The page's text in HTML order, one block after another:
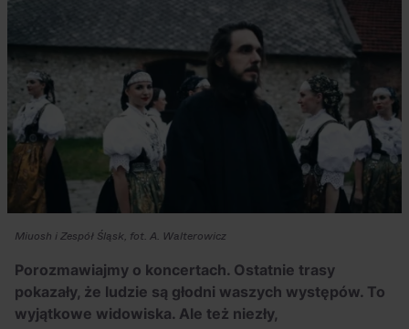
Miuosh i Zespół Śląsk, fot. A. Walterowicz
Porozmawiajmy o koncertach. Ostatnie trasy
pokazały, że ludzie są głodni waszych występów. To
wyjątkowe widowiska. Ale też niezły,